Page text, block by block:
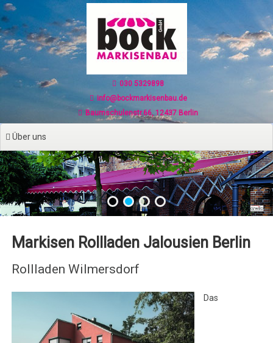
Zum
Inhalt
springen
030 5329898
info@bockmarkisenbau.de
Baumschulenstr.66, 12437 Berlin
Über uns
Markisen Rollladen Jalousien Berlin
Rollladen Wilmersdorf
Das